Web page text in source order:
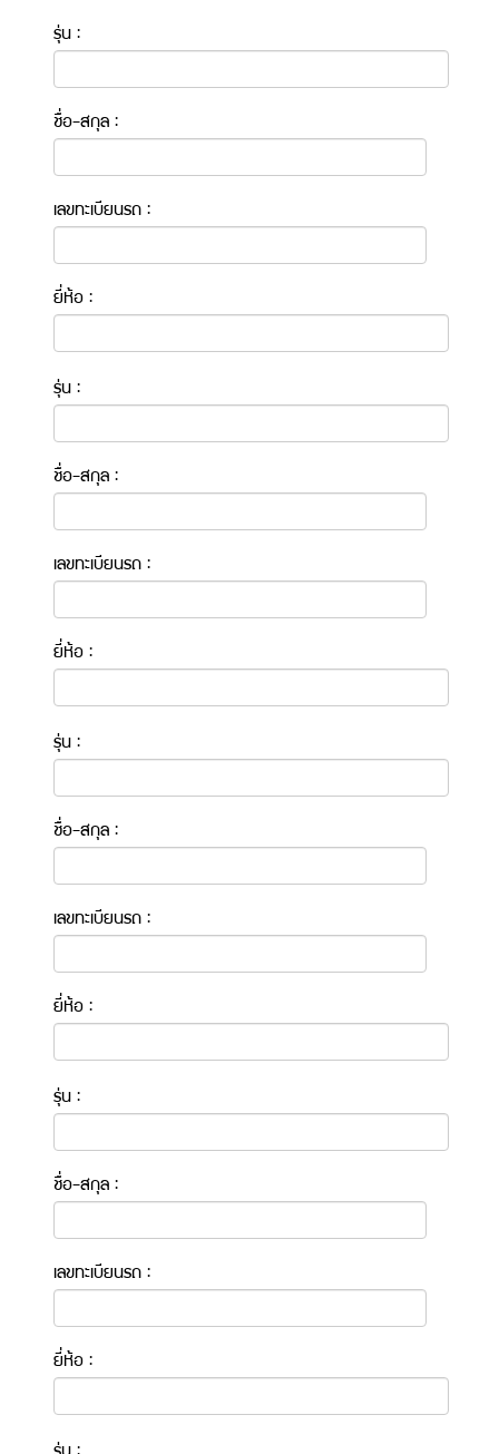
รุ่น :
ชื่อ-สกุล :
เลขทะเบียนรถ :
ยี่ห้อ :
รุ่น :
ชื่อ-สกุล :
เลขทะเบียนรถ :
ยี่ห้อ :
รุ่น :
ชื่อ-สกุล :
เลขทะเบียนรถ :
ยี่ห้อ :
รุ่น :
ชื่อ-สกุล :
เลขทะเบียนรถ :
ยี่ห้อ :